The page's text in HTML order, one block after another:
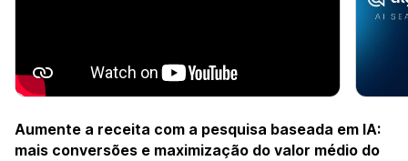
Aumente a receita com a pesquisa baseada em IA:
mais conversões e maximização do valor médio do